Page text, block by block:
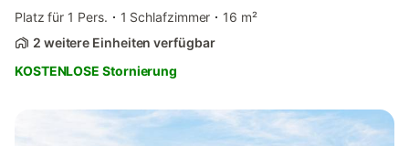
Platz für 1 Pers.
1 Schlafzimmer
16 m²
2 weitere Einheiten verfügbar
KOSTENLOSE Stornierung